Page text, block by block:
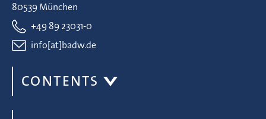
80539 München
+49 89 23031-0
info[at]badw.de
CONTENTS